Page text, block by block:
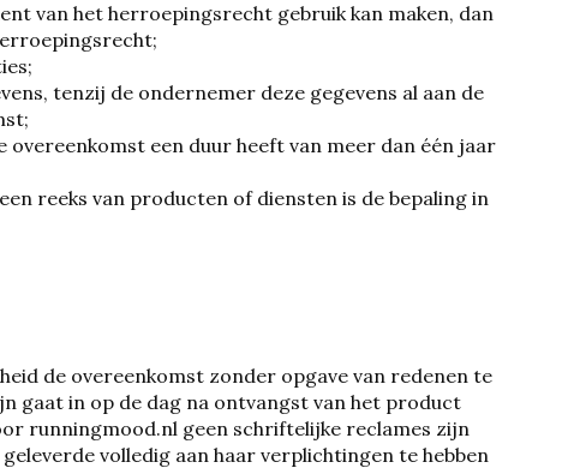
van het herroepingsrecht gebruik kan maken, dan
tenzij de ondernemer deze gegevens al aan de
een duur heeft van meer dan één jaar
reeks van producten of diensten is de bepaling in
de overeenkomst zonder opgave van redenen te
gaat in op de dag na ontvangst van het product
runningmood.nl geen schriftelijke reclames zijn
volledig aan haar verplichtingen te hebben